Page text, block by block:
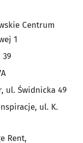
Centrum
1
ul. Świdnicka 49
ul. K.
Rent,